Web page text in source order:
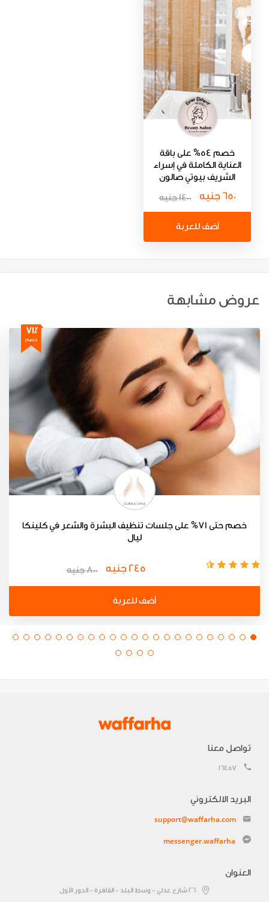
خصم 54% على باقة
العناية الكاملة في إسراء
الشريف بيوتي صالون
650 جنيه 1400 جنيه
أضف للعربة
عروض مشابهة
71٪
خصم
خصم حتى 71% على جلسات تنظيف البشرة والشعر في كلينكا
ليال
245 جنيه 800 جنيه
أضف للعربة
تواصل معنا
16457
البريد الالكتروني
support@waffarha.com
messenger.waffarha
العنوان
٢٦ شارع عدلي - وسط البلد - القاهرة - الدور الأول